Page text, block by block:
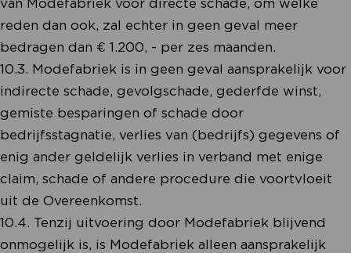
reden dan ook, zal echter in geen geval meer
bedragen dan € 1.200, - per zes maanden.
10.3. Modefabriek is in geen geval aansprakelijk voor
indirecte schade, gevolgschade, gederfde winst,
gemiste besparingen of schade door
bedrijfsstagnatie, verlies van (bedrijfs) gegevens of
enig ander geldelijk verlies in verband met enige
claim, schade of andere procedure die voortvloeit
uit de Overeenkomst.
10.4. Tenzij uitvoering door Modefabriek blijvend
onmogelijk is, is Modefabriek alleen aansprakelijk